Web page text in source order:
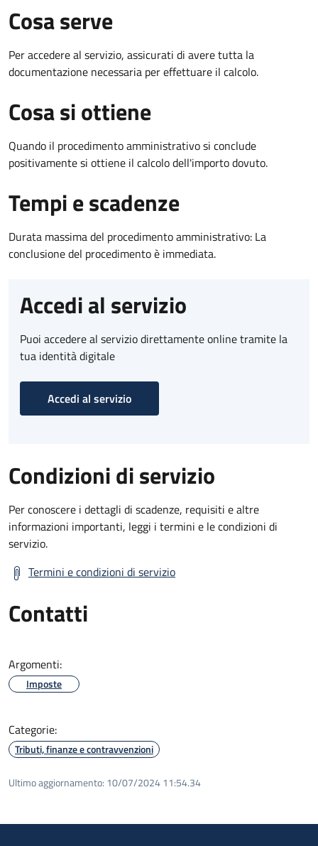
Cosa serve
Per accedere al servizio, assicurati di avere tutta la
documentazione necessaria per effettuare il calcolo.
Cosa si ottiene
Quando il procedimento amministrativo si conclude
positivamente si ottiene il calcolo dell'importo dovuto.
Tempi e scadenze
Durata massima del procedimento amministrativo: La
conclusione del procedimento è immediata.
Accedi al servizio
Puoi accedere al servizio direttamente online tramite la
tua identità digitale
Accedi al servizio
Condizioni di servizio
Per conoscere i dettagli di scadenze, requisiti e altre
informazioni importanti, leggi i termini e le condizioni di
servizio.
Termini e condizioni di servizio
Contatti
Argomenti:
Imposte
Categorie:
Tributi, finanze e contravvenzioni
Ultimo aggiornamento: 10/07/2024 11:54.34